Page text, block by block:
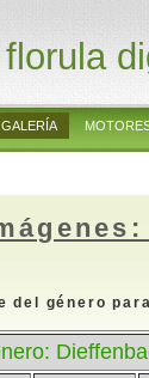
florula
GALERÍA
del género